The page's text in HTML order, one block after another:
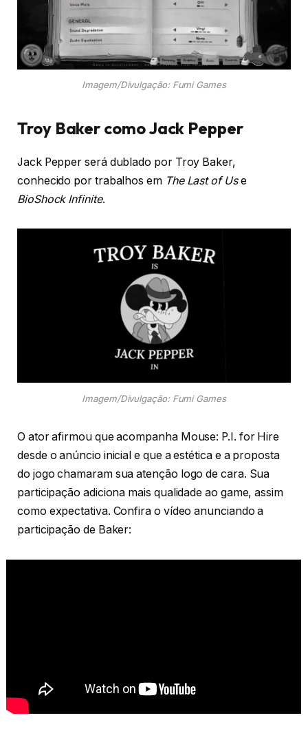
Imagem/Divulgação: Fumi Games
Troy Baker como Jack Pepper
Jack Pepper será dublado por Troy Baker,
conhecido por trabalhos em The Last of Use
BioShock Infinite.
Imagem/Divulgação: Fumi Games
O ator afirmou que acompanha Mouse: P.I. for Hire
desde o anúncio inicial e que a estética e a proposta
do jogo chamaram sua atenção logo de cara. Sua
participação adiciona mais qualidade ao game, assim
como expectativa. Confira o vídeo anunciando a
participação de Baker: